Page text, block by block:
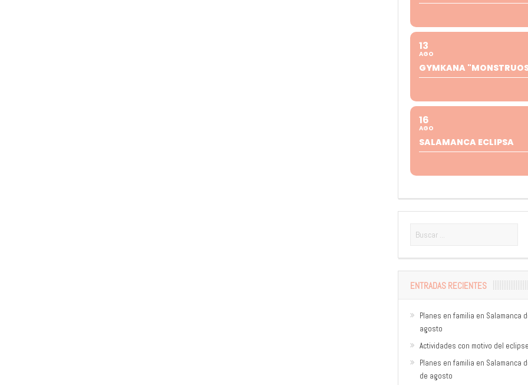
13
AGO
GYMKANA
16
AGO
SALAMANCA ECLIPSA
ENTRADAS RECIENTES
Planes en familia en Salamanca
agosto
Actividades con motivo del eclipse
Planes en familia en Salamanca
de agosto